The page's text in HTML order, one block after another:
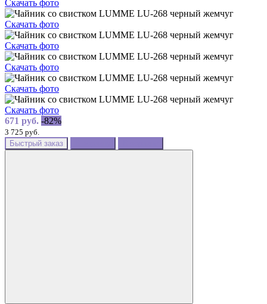
Скачать фото
Скачать фото
Скачать фото
Скачать фото
Скачать фото
Скачать фото
671 руб. -82%
3 725 руб.
Быстрый заказ